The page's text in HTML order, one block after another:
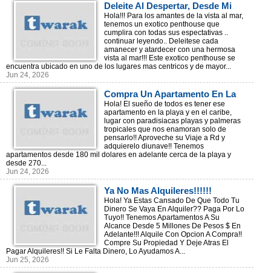
Deleite Al Despertar, Desde Mi
Penthouse Con Vista Al Mar!!
Hola!!! Para los amantes de la vista al mar,
tenemos un exotico penthouse que
cumplira con todas sus espectativas ..
continuar leyendo.. Deleitese cada
amanecer y atardecer con una hermosa
vista al mar!!! Este exotico penthouse se
encuentra ubicado en uno de los lugares mas centricos y de mayor...
Jun 24, 2026
Compra Un Apartamento En La
Playa, Cuando Viajes A Rd!
Hola! El sueño de todos es tener ese
apartamento en la playa y en el caribe,
lugar con paradisiacas playas y palmeras
tropicales que nos enamoran solo de
pensarlo!! Aproveche su Viaje a Rd y
adquierelo diunave!! Tenemos
apartamentos desde 180 mil dolares en adelante cerca de la playa y
desde 270...
Jun 24, 2026
Ya No Mas Alquileres!!!!!!
Hola! Ya Estas Cansado De Que Todo Tu
Dinero Se Vaya En Alquiler?? Paga Por Lo
Tuyo!! Tenemos Apartamentos A Su
Alcance Desde 5 Millones De Pesos $ En
Adelante!!! Alquile Con Opcion A Compra!!
Compre Su Propiedad Y Deje Atras El
Pagar Alquileres!! Si Le Falta Dinero, Lo Ayudamos A...
Jun 25, 2026